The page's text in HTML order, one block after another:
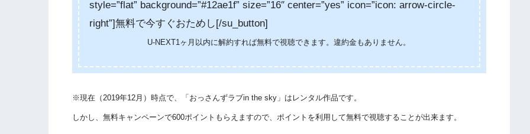
style=”flat” background=”#12ae1f” size=”16″ center=”yes” icon=”icon: arrow-circle-
right”]無料で今すぐおためし[/su_button]
U-NEXT1ヶ月以内に解約すれば無料で視聴できます。違約金もありません。
※現在（2019年12月）時点で、「おっさんずラブin the sky」はレンタル作品です。
しかし、無料キャンペーンで600ポイントもらえますので、ポイントを利用して無料で視聴することが出来ます。